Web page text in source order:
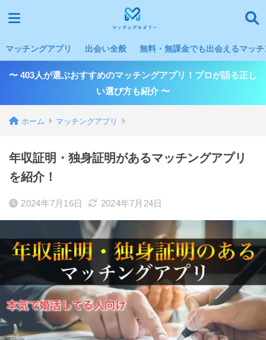
マッチングアプリ 出会い全般 無料・無課金でも出会えるマッ
〜 403人が選ぶおすすめのマッチングアプリ！プロが語る正し
い選び方も紹介 〜
ホーム マッチングアプリ
年収証明・独身証明があるマッチングアプリ
を紹介！
2024年7月16日 2024年7月24日